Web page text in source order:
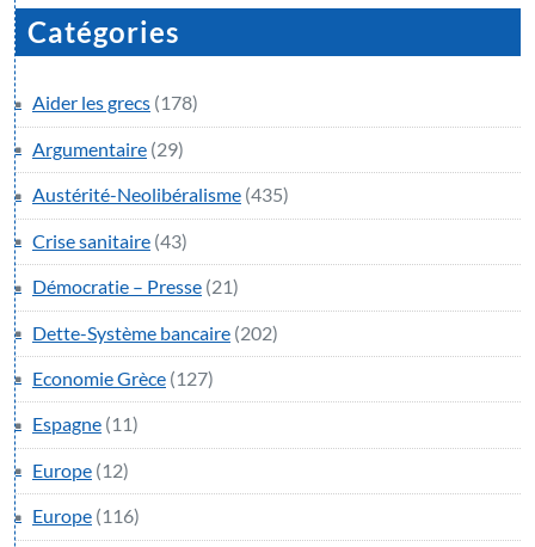
Catégories
Aider les grecs (178)
Argumentaire (29)
Austérité-Neolibéralisme (435)
Crise sanitaire (43)
Démocratie – Presse (21)
Dette-Système bancaire (202)
Economie Grèce (127)
Espagne (11)
Europe (12)
Europe (116)